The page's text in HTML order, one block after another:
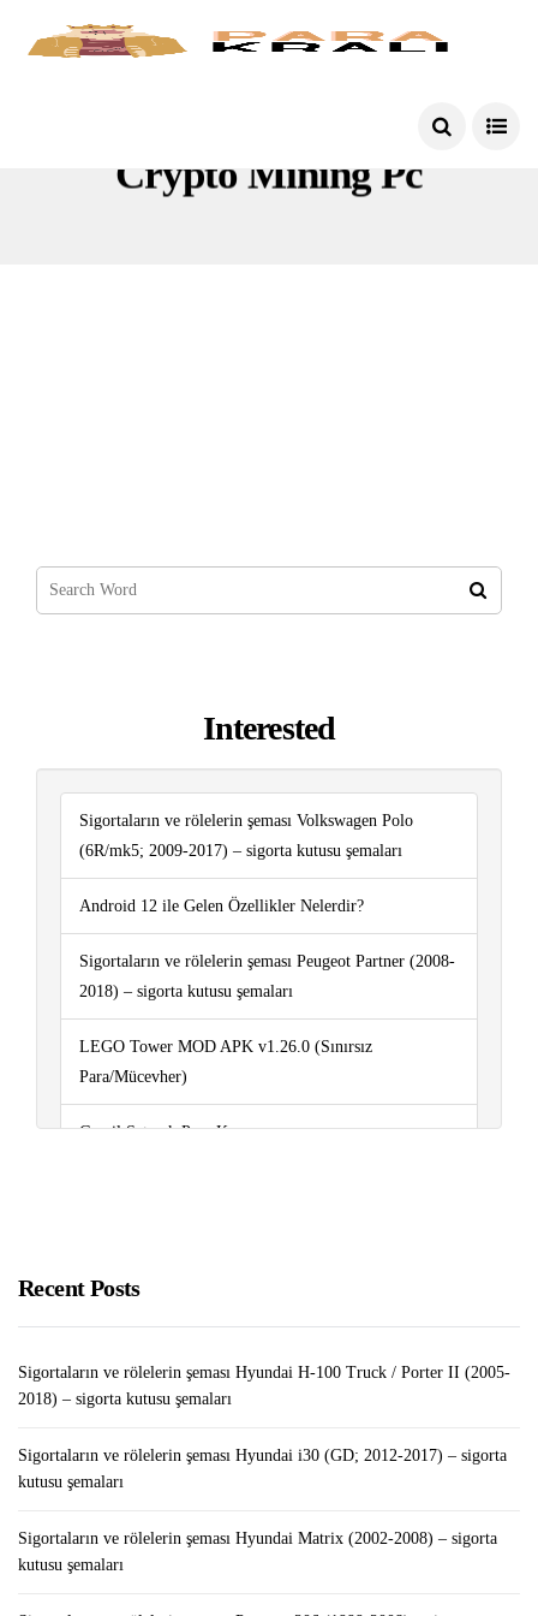
Crypto Mining Pc
Interested
Sigortaların ve rölelerin şeması Volkswagen Polo
(6R/mk5; 2009-2017) – sigorta kutusu şemaları
Android 12 ile Gelen Özellikler Nelerdir?
Sigortaların ve rölelerin şeması Peugeot Partner (2008-
2018) – sigorta kutusu şemaları
LEGO Tower MOD APK v1.26.0 (Sınırsız
Para/Mücevher)
Gmail Satarak Para Kazanma
Recent Posts
Sigortaların ve rölelerin şeması Hyundai H-100 Truck / Porter II (2005-
2018) – sigorta kutusu şemaları
Sigortaların ve rölelerin şeması Hyundai i30 (GD; 2012-2017) – sigorta
kutusu şemaları
Sigortaların ve rölelerin şeması Hyundai Matrix (2002-2008) – sigorta
kutusu şemaları